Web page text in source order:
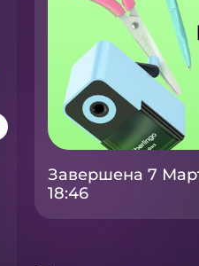
Завершена 7
18:46